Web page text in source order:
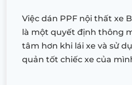
Việc dán PPF nội thất xe
là một quyết định thông
tâm hơn khi lái xe và sử
quản tốt chiếc xe của